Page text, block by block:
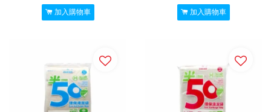
加入購物車 加入購物車